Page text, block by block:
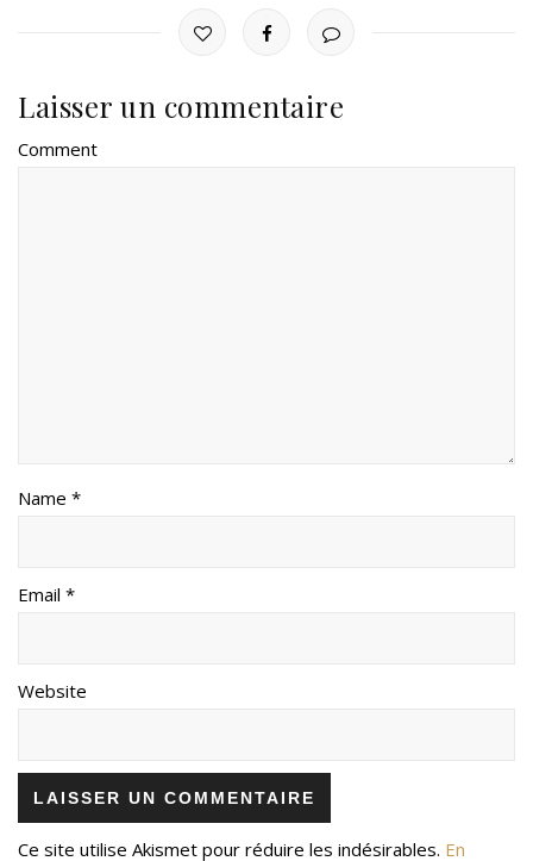
Laisser un commentaire
Comment
Name *
Email *
Website
Ce site utilise Akismet pour réduire les indésirables. En